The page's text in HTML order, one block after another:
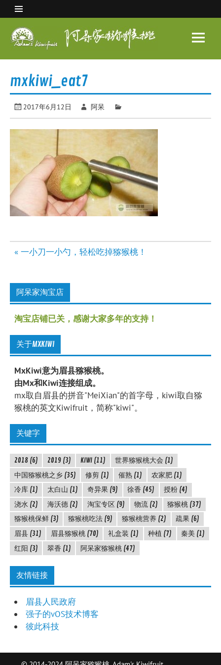
content
阿呆
家猕
mxkiwi_eat7
2017年6月12日 阿呆
文
航
« 一小刀一小勺，轻松吃掉猕猴桃！
阿呆家淘宝店
淘宝店铺已关，感谢大家多年的支持！
关于MXKIWI
MxKiwi意为眉县猕猴桃。
由Mx和Kiwi连接组成。
mx取自眉县的拼音"MeiXian"的首字母，kiwi取自猕
猴桃的英文Kiwifruit，简称"kiwi"。
关键字
2018(6) 2019(3) KIWI(11) 世界猕猴桃大会 (1)
中国猕猴桃之乡(35) 修剪(1) 催熟(1) 农家肥 (1)
冷库(1) 太白山 (1) 奇异果 (9) 徐香 (45) 授粉 (4)
浇水(2) 海沃德(2) 淘宝专区(9) 物流 (2) 猕猴桃 (37)
猕猴桃保鲜(3) 猕猴桃吃法(9) 猕猴桃营养(2) 疏果 (6)
眉县(31) 眉县猕猴桃(70) 礼盒装 (1) 种植 (7) 秦美 (1)
红阳 (3) 翠香 (1) 阿呆家猕猴桃(47)
友情链接
眉县人民政府
强子的vOS技术博客
彼此科技